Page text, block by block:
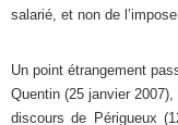
salarié, et non de
Un point étrangement
Quentin (25 janvier
discours de Périgueux